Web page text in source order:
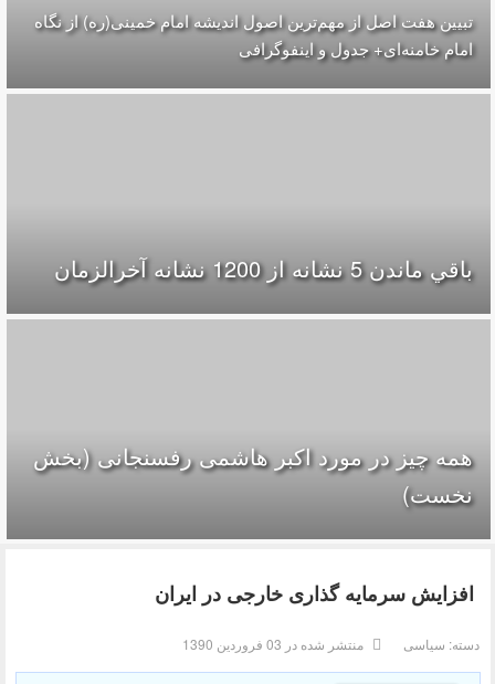
تبیین هفت اصل از مهم‌ترین اصول اندیشه امام خمینی(ره) از نگاه
امام خامنه‌ای+ جدول و اینفوگرافی
باقي ماندن 5 نشانه از 1200 نشانه‌ آخرالزمان
همه چیز در مورد اکبر هاشمی رفسنجانی (بخش
نخست)
افزایش سرمایه گذاری خارجی در ایران
دسته: سیاسی منتشر شده در 03 فروردين 1390